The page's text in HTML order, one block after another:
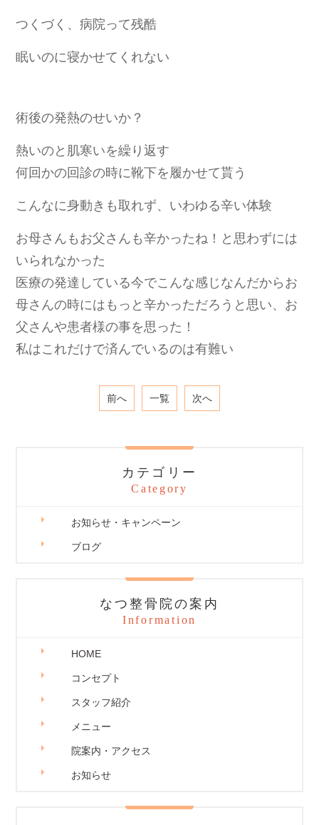
つくづく、病院って残酷
眠いのに寝かせてくれない
術後の発熱のせいか？
熱いのと肌寒いを繰り返す
何回かの回診の時に靴下を履かせて貰う
こんなに身動きも取れず、いわゆる辛い体験
お母さんもお父さんも辛かったね！と思わずには
いられなかった
医療の発達している今でこんな感じなんだから お
母さんの時にはもっと辛かっただろうと思い、お
父さんや患者様の事を思った！
私はこれだけで済んでいるのは有難い
前へ 一覧 次へ
カテゴリー
Category
お知らせ・キャンペーン
ブログ
なつ整骨院の案内
Information
HOME
コンセプト
スタッフ紹介
メニュー
院案内・アクセス
お知らせ